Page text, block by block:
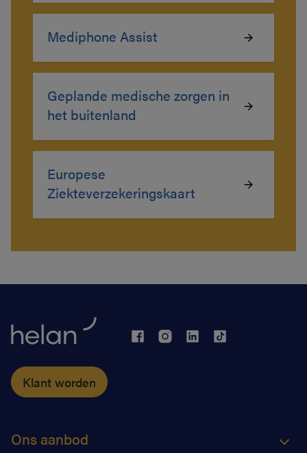
Mediphone Assist
Geplande medische zorgen in
het buitenland
Europese
Ziekteverzekeringskaart
Klant worden
Ons aanbod